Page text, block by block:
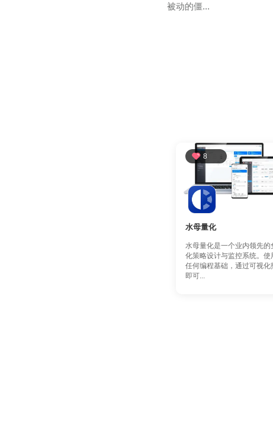
被动的僵...
8
水母量化
水母量化是一个业内领先的
化策略设计与监控系统。使
任何编程基础，通过可视化
即可...